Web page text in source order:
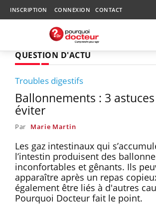
INSCRIPTION CONNEXION CONTACT
QUESTION D'ACTU
Troubles digestifs
Ballonnements : 3
éviter
Par Marie Martin
Les gaz intestinaux qui
l’intestin produisent des
inconfortables et gênants. Ils
apparaître après un repas
également être liés à d'autres
Pourquoi Docteur fait le point.